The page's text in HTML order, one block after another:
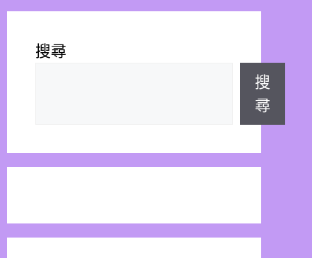
搜尋
搜
尋